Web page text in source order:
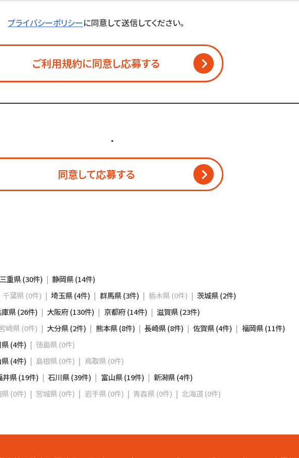
プライバシーポリシーに同意して送信してください。
ご利用規約に同意し応募する
・
同意して応募する
三重県 (30件) 静岡県 (14件)
千葉県 (0件) 埼玉県 (4件) 群馬県 (3件) 栃木県 (0件) 茨城県 (2件)
庫県 (26件) 大阪府 (130件) 京都府 (14件) 滋賀県 (23件)
崎県 (0件) 大分県 (2件) 熊本県 (8件) 長崎県 (8件) 佐賀県 (4件) 福岡県 (11件)
(4件) 徳島県 (0件)
(4件) 島根県 (0件) 鳥取県 (0件)
井県 (19件) 石川県 (39件) 富山県 (19件) 新潟県 (4件)
(0件) 宮城県 (0件) 岩手県 (0件) 青森県 (0件) 北海道 (0件)